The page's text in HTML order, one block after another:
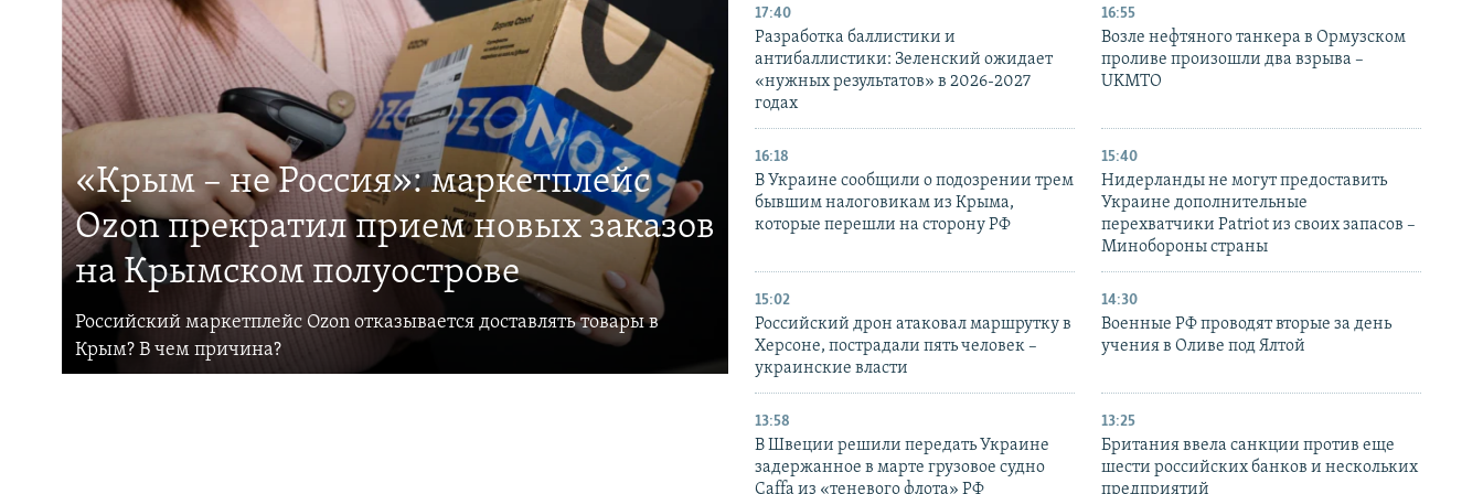
«Крым – не Россия»: маркетплейс
Ozon прекратил прием новых заказов
на Крымском полуострове
Российский маркетплейс Ozon отказывается доставлять товары в
Крым? В чем причина?
17:40
Разработка баллистики и
антибаллистики: Зеленский ожидает
«нужных результатов» в 2026-2027
годах
16:55
Возле нефтяного танкера в Ормузском
проливе произошли два взрыва –
UKMTO
16:18
В Украине сообщили о подозрении трем
бывшим налоговикам из Крыма,
которые перешли на сторону РФ
15:40
Нидерланды не могут предоставить
Украине дополнительные
перехватчики Patriot из своих запасов –
Минобороны страны
15:02
Российский дрон атаковал маршрутку в
Херсоне, пострадали пять человек –
украинские власти
14:30
Военные РФ проводят вторые за день
учения в Оливе под Ялтой
13:58
В Швеции решили передать Украине
задержанное в марте грузовое судно
Caffa из «теневого флота» РФ
13:25
Британия ввела санкции против еще
шести российских банков и нескольких
предприятий